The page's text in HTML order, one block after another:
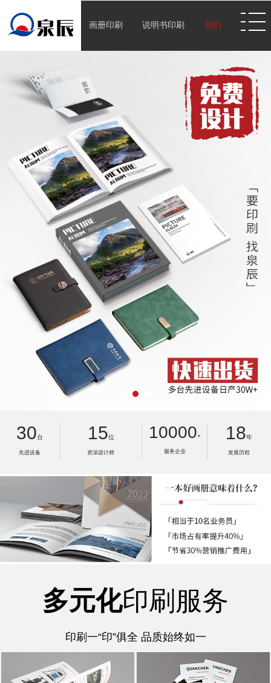
画册印刷 说明书印刷 我们
30台
先进设备
15位
资深设计师
10000+
服务企业
18年
发展历程
多元化印刷服务
印刷一“印”俱全 品质始终如一